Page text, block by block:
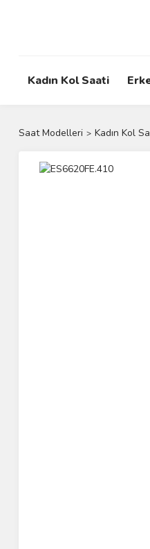
Kadın Kol Saati
Saat Modelleri Kadın Kol